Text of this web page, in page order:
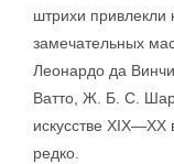
штрихи привлекли
замечательных
Леонардо да
Ватто, Ж. Б. С.
искусстве XIX—XX
редко.